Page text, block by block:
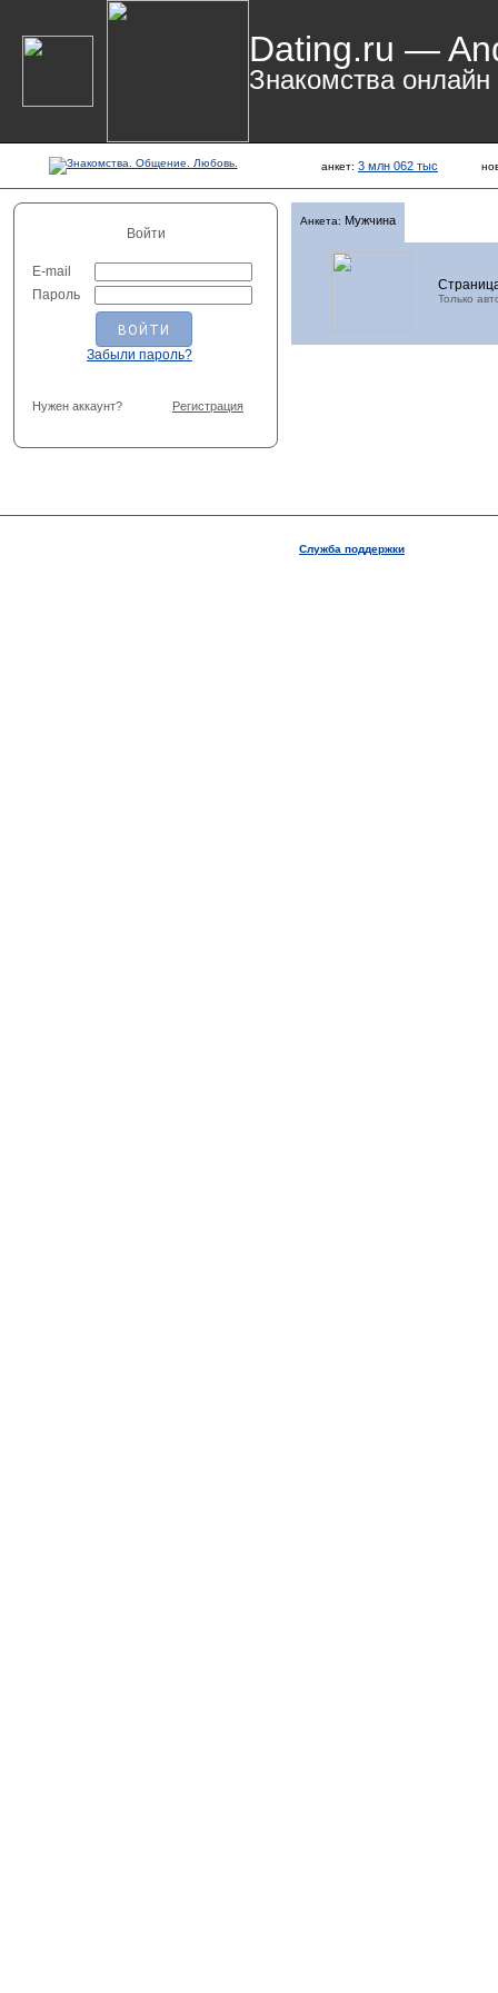
Dating.ru —
Знакомства онлайн
анкет: 3 млн 062 тыс
Войти
E-mail
Пароль
Забыли пароль?
Нужен аккаунт? Регистрация
Анкета: Мужчина
Только
Служба поддержки